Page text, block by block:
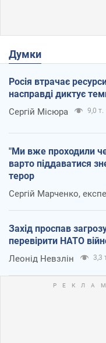
Думки
Росія втрачає
насправді диктує
Сергій Місюра 9,0 т.
"Ми вже проходили
варто піддаватися
терор
Сергій Марченко,
Захід проспав
перевірити НАТО
Леонід Невзлін 3,3